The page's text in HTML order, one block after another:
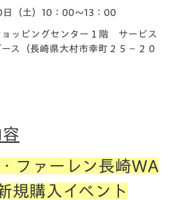
日（土）10：00～13：00
ョッピングセンター１階 サービス
ス（長崎県大村市幸町２５−２０
ファーレン長崎WA
規購入イベント